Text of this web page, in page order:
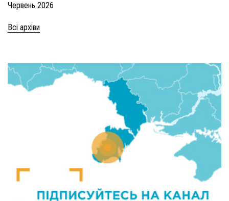
Червень 2026
Всі архіви